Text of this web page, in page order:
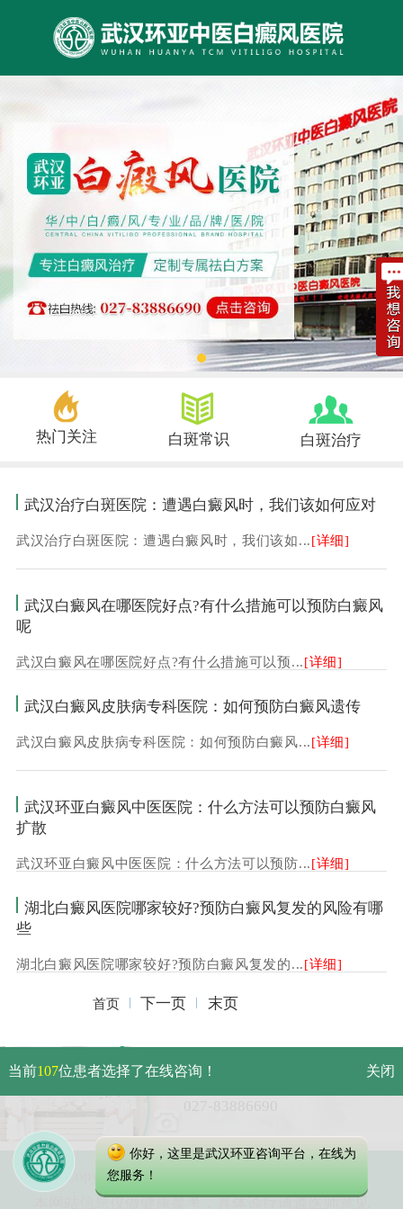
热门关注 白斑常识 白斑治疗
武汉治疗白斑医院：遭遇白癜风时，我们该如何应对
武汉治疗白斑医院：遭遇白癜风时，我们该如...[详细]
武汉白癜风在哪医院好点?有什么措施可以预防白癜风
呢
武汉白癜风在哪医院好点?有什么措施可以预...[详细]
武汉白癜风皮肤病专科医院：如何预防白癜风遗传
武汉白癜风皮肤病专科医院：如何预防白癜风...[详细]
武汉环亚白癜风中医医院：什么方法可以预防白癜风
扩散
武汉环亚白癜风中医医院：什么方法可以预防...[详细]
湖北白癜风医院哪家较好?预防白癜风复发的风险有哪
些
湖北白癜风医院哪家较好?预防白癜风复发的...[详细]
首页 下一页 末页
武汉市硚口区解放大道479号
免费电话：
Copyright 2025 武汉环亚中医白癜风医院
本网站信息仅做健康参考，具体诊疗请遵医师意见
当前107位患者选择了在线咨询！ 关闭
你好，这里是武汉环亚咨询平台，在线为
您服务！